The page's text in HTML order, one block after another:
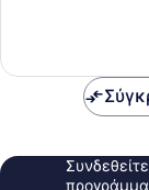
σχόλια